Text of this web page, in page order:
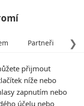
❯
Partneři
přijmout
níže nebo
zapnutím nebo
účelu nebo